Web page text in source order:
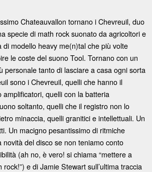
Chateauvallon tornano i Chevreuil, duo
specie di math rock suonato da agricoltori e
modello heavy me(n)tal che più volte
le coste del suono Tool. Tornano con un
personale tanto di lasciare a casa ogni sorta
sono i Chevreuil, quelli che hanno il
quelli con la batteria
soltanto, quelli che il registro non lo
minaccia, quelli granitici e intellettuali. Un
Un macigno pesantissimo di ritmiche
novità del disco se non teniamo conto
(ah no, è vero! si chiama “mettere a
rock!”) e di Jamie Stewart sull’ultima traccia